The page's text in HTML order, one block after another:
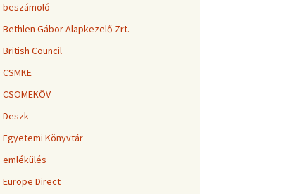
beszámoló
Bethlen Gábor Alapkezelő Zrt.
British Council
CSMKE
CSOMEKÖV
Deszk
Egyetemi Könyvtár
emlékülés
Europe Direct